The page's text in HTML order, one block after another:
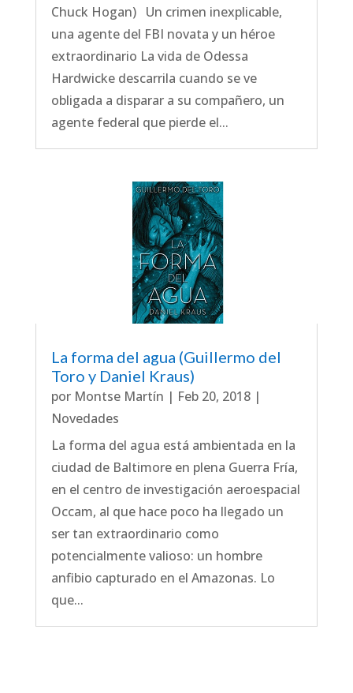
Chuck Hogan) Un crimen inexplicable,
una agente del FBI novata y un héroe
extraordinario La vida de Odessa
Hardwicke descarrila cuando se ve
obligada a disparar a su compañero, un
agente federal que pierde el...
La forma del agua (Guillermo del
Toro y Daniel Kraus)
por Montse Martín | Feb 20, 2018|
Novedades
La forma del agua está ambientada en la
ciudad de Baltimore en plena Guerra Fría,
en el centro de investigación aeroespacial
Occam, al que hace poco ha llegado un
ser tan extraordinario como
potencialmente valioso: un hombre
anfibio capturado en el Amazonas. Lo
que...